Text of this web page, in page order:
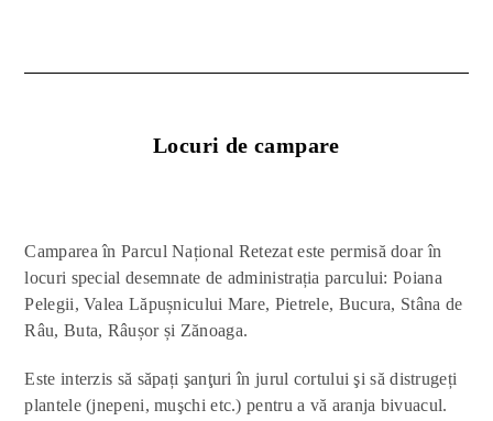
Locuri de campare
Camparea în Parcul Național Retezat este permisă doar în
locuri special desemnate de administrația parcului: Poiana
Pelegii, Valea Lăpușnicului Mare, Pietrele, Bucura, Stâna de
Râu, Buta, Râușor și Zănoaga.
Este interzis să săpați şanţuri în jurul cortului şi să distrugeți
plantele (jnepeni, muşchi etc.) pentru a vă aranja bivuacul.